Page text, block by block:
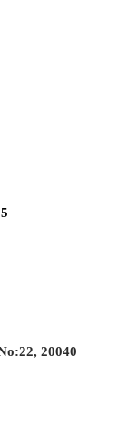
20040